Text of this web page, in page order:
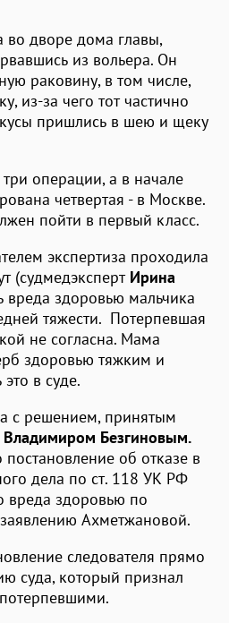
во дворе дома главы,
из вольера. Он
раковину, в том числе,
из-за чего тот частично
пришлись в шею и щеку
операции, а в начале
четвертая - в Москве.
пойти в первый класс.
экспертиза проходила
(судмедэксперт Ирина
вреда здоровью мальчика
тяжести. Потерпевшая
не согласна. Мама
здоровью тяжким и
в суде.
с решением, принятым
Владимиром Безгиновым.
об отказе в
дела по ст. 118 УК РФ
вреда здоровью по
Ахметжановой.
следователя прямо
суда, который признал